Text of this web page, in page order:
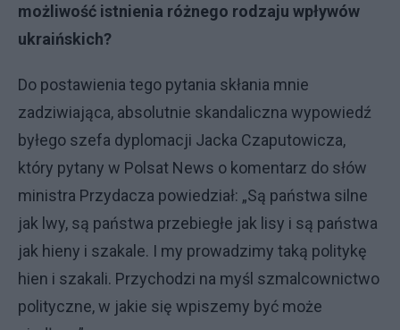
możliwość istnienia różnego rodzaju wpływów
ukraińskich?
Do postawienia tego pytania skłania mnie
zadziwiająca, absolutnie skandaliczna wypowiedź
byłego szefa dyplomacji Jacka Czaputowicza,
który pytany w Polsat News o komentarz do słów
ministra Przydacza powiedział: „Są państwa silne
jak lwy, są państwa przebiegłe jak lisy i są państwa
jak hieny i szakale. I my prowadzimy taką politykę
hien i szakali. Przychodzi na myśl szmalcownictwo
polityczne, w jakie się wpiszemy być może